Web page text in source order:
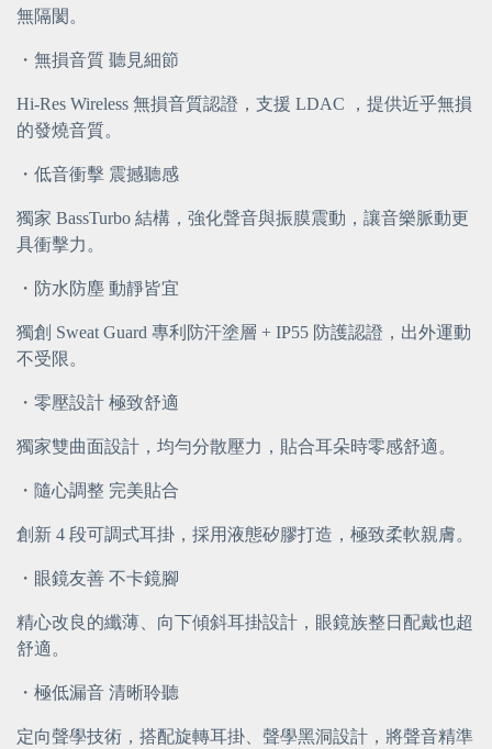
無隔閡。
・無損音質 聽見細節
Hi-Res Wireless 無損音質認證，支援 LDAC ，提供近乎無損
的發燒音質。
・低音衝擊 震撼聽感
獨家 BassTurbo 結構，強化聲音與振膜震動，讓音樂脈動更
具衝擊力。
・防水防塵 動靜皆宜
獨創 Sweat Guard 專利防汗塗層 + IP55 防護認證，出外運動
不受限。
・零壓設計 極致舒適
獨家雙曲面設計，均勻分散壓力，貼合耳朵時零感舒適。
・隨心調整 完美貼合
創新 4 段可調式耳掛，採用液態矽膠打造，極致柔軟親膚。
・眼鏡友善 不卡鏡腳
精心改良的纖薄、向下傾斜耳掛設計，眼鏡族整日配戴也超
舒適。
・極低漏音 清晰聆聽
定向聲學技術，搭配旋轉耳掛、聲學黑洞設計，將聲音精準